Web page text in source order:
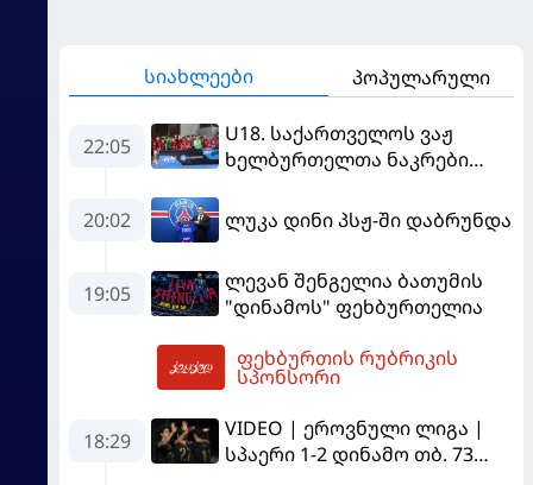
სიახლეები პოპულარული
22:05
U18. საქართველოს ვაჟ
ხელბურთელთა ნაკრები
დაწინაურდა
20:02 ლუკა დინი პსჟ-ში დაბრუნდა
19:05
ლევან შენგელია ბათუმის
"დინამოს" ფეხბურთელია
ფეხბურთის რუბრიკის
სპონსორი
18:29
VIDEO | ეროვნული ლიგა |
სპაერი 1-2 დინამო თბ. 73